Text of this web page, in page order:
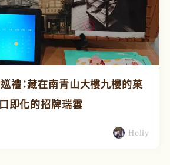
禮：藏在南青山大樓九樓的菓
即化的招牌瑞雲
Holly